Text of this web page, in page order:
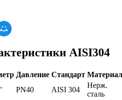
AISI304
Давление Стандарт Материал
PN40 AISI 304
Нерж.
сталь